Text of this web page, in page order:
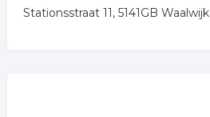
Stationsstraat 11, 5141GB Waalwijk